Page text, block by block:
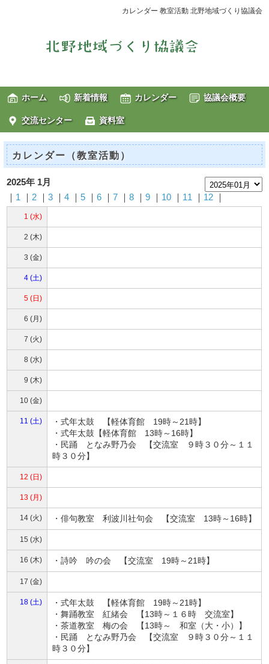
カレンダー 教室活動 北野地域づくり協議会
ホーム 新着情報 カレンダー 協議会概要
交流センター 資料室
カレンダー（教室活動）
2025年 1月
1 2 ｜3 ｜4 ｜5 ｜6 ｜7 ｜8 ｜9 10 11 12
1 (水)
2 (木)
3 (金)
4 (土)
5 (日)
6 (月)
7 (火)
8 (水)
9 (木)
10 (金)
11 (土)
・式年太鼓 【軽体育館 19時～21時】
・式年太鼓【軽体育館 13時～16時】
・民踊 となみ野乃会 【交流室 ９時３０分～１１
時３０分】
12 (日)
13 (月)
14 (火) ・俳句教室 利波川社句会 【交流室 13時～16時】
15 (水)
16 (木) ・詩吟 吟の会 【交流室 19時～21時】
17 (金)
18 (土)
・式年太鼓 【軽体育館 19時～21時】
・舞踊教室 紅緒会 【13時～１６時 交流室】
・茶道教室 梅の会 【13時～ 和室（大・小）】
・民踊 となみ野乃会 【交流室 ９時３０分～１１
時３０分】